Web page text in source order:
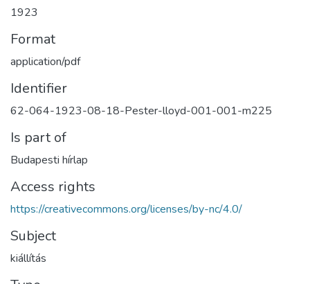
1923
Format
application/pdf
Identifier
62-064-1923-08-18-Pester-lloyd-001-001-m225
Is part of
Budapesti hírlap
Access rights
https://creativecommons.org/licenses/by-nc/4.0/
Subject
kiállítás